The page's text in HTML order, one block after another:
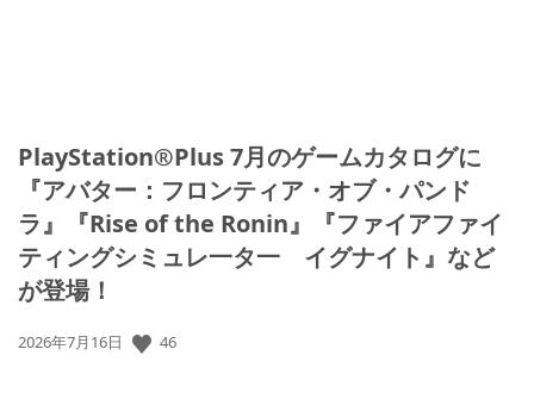
PlayStation®Plus 7月のゲームカタログに
『アバター：フロンティア・オブ・パンド
ラ』『Rise of the Ronin』『ファイアファイ
ティングシミュレ一タ一 イグナイト』など
が登場！
公
2026年7月16日 46